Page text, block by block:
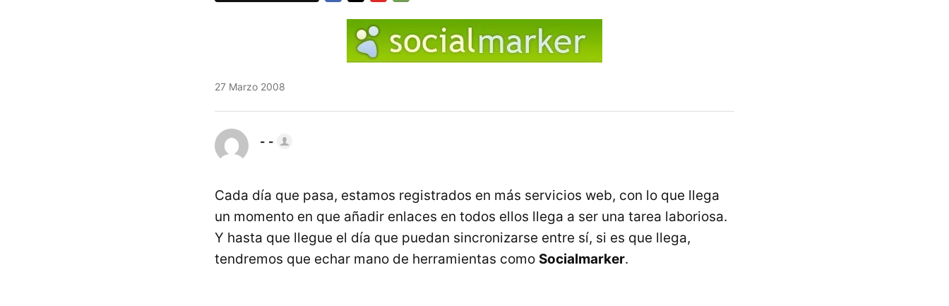
27 Marzo 2008
- -
Cada día que pasa, estamos registrados en más servicios web, con lo que llega
un momento en que añadir enlaces en todos ellos llega a ser una tarea laboriosa.
Y hasta que llegue el día que puedan sincronizarse entre sí, si es que llega,
tendremos que echar mano de herramientas como Socialmarker.